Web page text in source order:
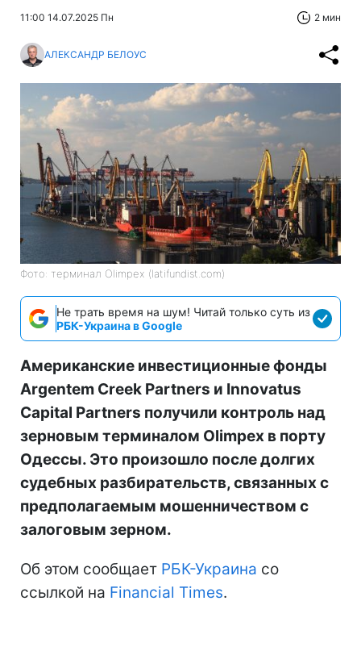
11:00 14.07.2025 Пн 2 мин
АЛЕКСАНДР БЕЛОУС
Фото: терминал Olimpex (latifundist.com)
Не трать время на шум! Читай только суть из
РБК-Украина в Google
Американские инвестиционные фонды
Argentem Creek Partners и Innovatus
Capital Partners получили контроль над
зерновым терминалом Olimpex в порту
Одессы. Это произошло после долгих
судебных разбирательств, связанных с
предполагаемым мошенничеством с
залоговым зерном.
Об этом сообщает РБК-Украина со
ссылкой на Financial Times.